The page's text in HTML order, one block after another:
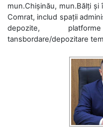
mun.Chișinău, mun.Bălți
Comrat, includ spații
depozite,
tansbordare/depozitare